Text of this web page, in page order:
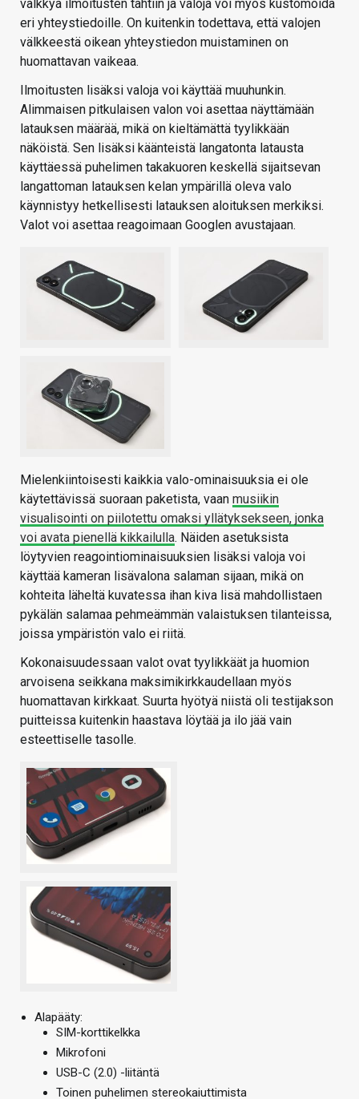
välkkyä ilmoitusten tahtiin ja valoja voi myös kustomoida
eri yhteystiedoille. On kuitenkin todettava, että valojen
välkkeestä oikean yhteystiedon muistaminen on
huomattavan vaikeaa.
Ilmoitusten lisäksi valoja voi käyttää muuhunkin.
Alimmaisen pitkulaisen valon voi asettaa näyttämään
latauksen määrää, mikä on kieltämättä tyylikkään
näköistä. Sen lisäksi käänteistä langatonta latausta
käyttäessä puhelimen takakuoren keskellä sijaitsevan
langattoman latauksen kelan ympärillä oleva valo
käynnistyy hetkellisesti latauksen aloituksen merkiksi.
Valot voi asettaa reagoimaan Googlen avustajaan.
Mielenkiintoisesti kaikkia valo-ominaisuuksia ei ole
käytettävissä suoraan paketista, vaan musiikin
visualisointi on piilotettu omaksi yllätyksekseen, jonka
voi avata pienellä kikkailulla. Näiden asetuksista
löytyvien reagointiominaisuuksien lisäksi valoja voi
käyttää kameran lisävalona salaman sijaan, mikä on
kohteita läheltä kuvatessa ihan kiva lisä mahdollistaen
pykälän salamaa pehmeämmän valaistuksen tilanteissa,
joissa ympäristön valo ei riitä.
Kokonaisuudessaan valot ovat tyylikkäät ja huomion
arvoisena seikkana maksimikirkkaudellaan myös
huomattavan kirkkaat. Suurta hyötyä niistä oli testijakson
puitteissa kuitenkin haastava löytää ja ilo jää vain
esteettiselle tasolle.
Alapääty:
SIM-korttikelkka
Mikrofoni
USB-C (2.0) -liitäntä
Toinen puhelimen stereokaiuttimista